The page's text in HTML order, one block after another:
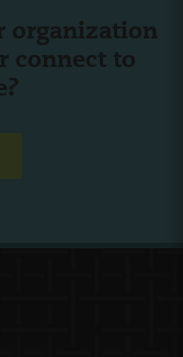
organization
connect to